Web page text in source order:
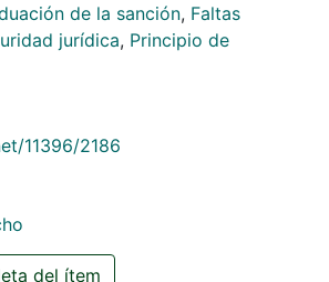
de la sanción, Faltas
jurídica, Principio de
11396/2186
del ítem